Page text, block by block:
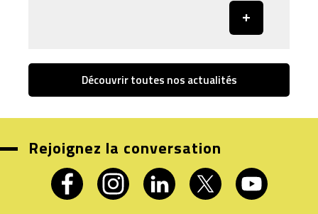
Découvrir toutes nos actualités
Rejoignez la conversation